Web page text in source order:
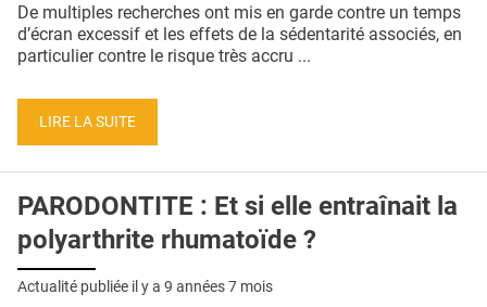
QUI SOMMES-NOUS ?
CONDITIONS GÉNÉRALES
CRÉDITS
De multiples recherches ont mis en garde contre un temps
d’écran excessif et les effets de la sédentarité associés, en
particulier contre le risque très accru ...
LIRE LA SUITE
PARODONTITE : Et si elle entraînait la
polyarthrite rhumatoïde ?
Actualité publiée il y a 9 années 7 mois